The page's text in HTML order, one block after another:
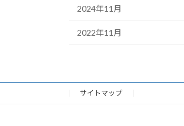
2024年11月
2022年11月
サイトマップ